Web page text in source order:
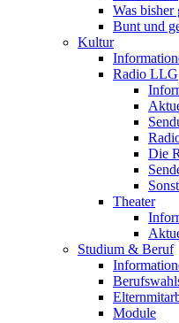
Was bisher
Bunt und
Kultur
Radio LLG
Die
Theater
Studium & Beruf
Module